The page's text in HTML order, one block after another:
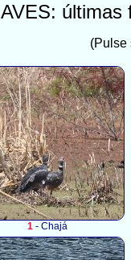
AVES: últimas
(Pulse
1 - Chajá